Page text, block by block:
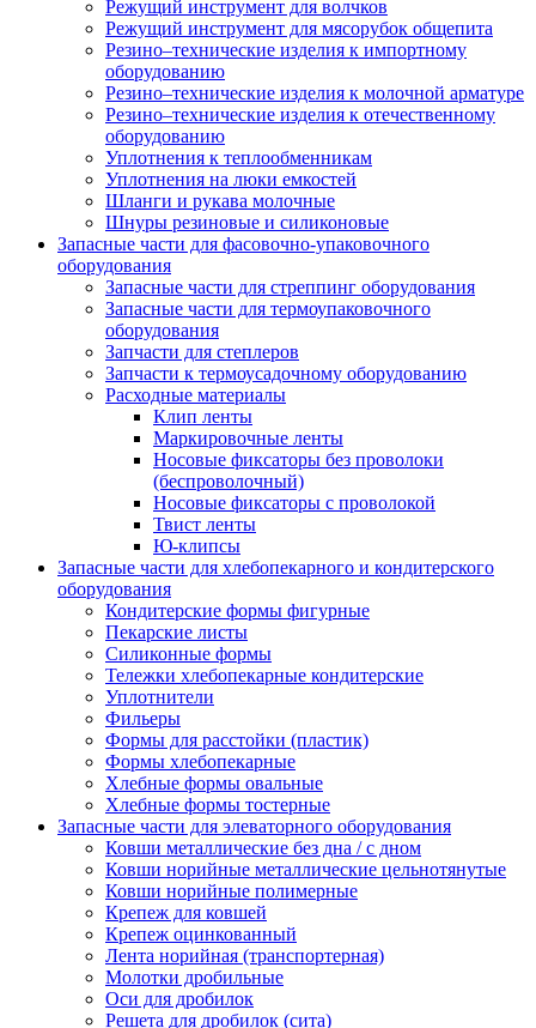
Режущий инструмент для волчков
Режущий инструмент для мясорубок общепита
Резино–технические изделия к импортному
оборудованию
Резино–технические изделия к молочной арматуре
Резино–технические изделия к отечественному
оборудованию
Уплотнения к теплообменникам
Уплотнения на люки емкостей
Шланги и рукава молочные
Шнуры резиновые и силиконовые
Запасные части для фасовочно-упаковочного
оборудования
Запасные части для стреппинг оборудования
Запасные части для термоупаковочного
оборудования
Запчасти для степлеров
Запчасти к термоусадочному оборудованию
Расходные материалы
Клип ленты
Маркировочные ленты
Носовые фиксаторы без проволоки
(беспроволочный)
Носовые фиксаторы с проволокой
Твист ленты
Ю-клипсы
Запасные части для хлебопекарного и кондитерского
оборудования
Кондитерские формы фигурные
Пекарские листы
Силиконные формы
Тележки хлебопекарные кондитерские
Уплотнители
Фильеры
Формы для расстойки (пластик)
Формы хлебопекарные
Хлебные формы овальные
Хлебные формы тостерные
Запасные части для элеваторного оборудования
Ковши металлические без дна / с дном
Ковши норийные металлические цельнотянутые
Ковши норийные полимерные
Крепеж для ковшей
Крепеж оцинкованный
Лента норийная (транспортерная)
Молотки дробильные
Оси для дробилок
Решета для дробилок (сита)